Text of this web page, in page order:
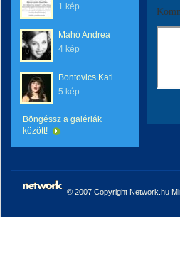
1 kép
Mahó Andrea
4 kép
Bontovics Kati
5 kép
Böngéssz a galériák
között!
© 2007 Copyright Network.hu